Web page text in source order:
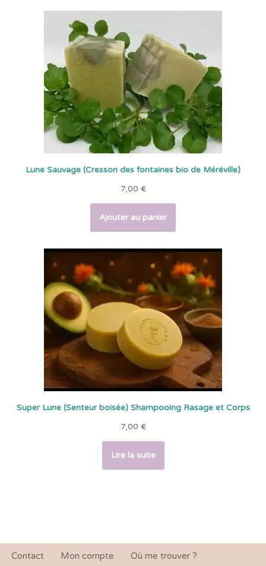
Lune Sauvage (Cresson des fontaines bio de Méréville)
7,00 €
Ajouter au panier
Super Lune (Senteur boisée) Shampooing Rasage et Corps
7,00 €
Lire la suite
Contact Mon compte
Où me trouver ?